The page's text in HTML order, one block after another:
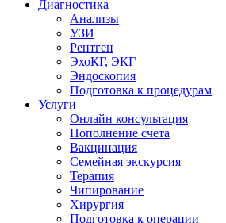
Диагностика
Анализы
УЗИ
Рентген
ЭхоКГ, ЭКГ
Эндоскопия
Подготовка к процедурам
Услуги
Онлайн консультация
Пополнение счета
Вакцинация
Семейная экскурсия
Терапия
Чипирование
Хирургия
Подготовка к операции